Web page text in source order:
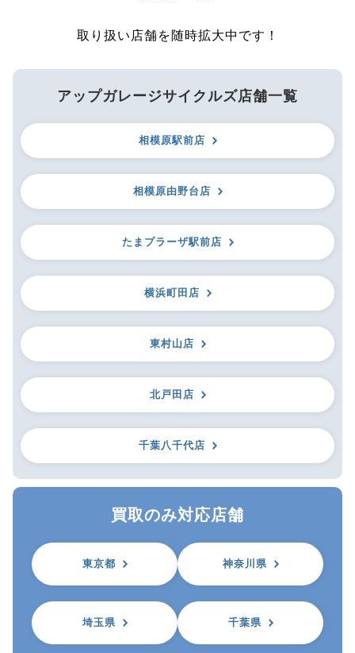
取り扱い店舗を随時拡大中です！
アップガレージサイクルズ店舗一覧
相模原駅前店
相模原由野台店
たまプラーザ駅前店
横浜町田店
東村山店
北戸田店
千葉八千代店
買取のみ対応店舗
東京都 神奈川県
埼玉県 千葉県